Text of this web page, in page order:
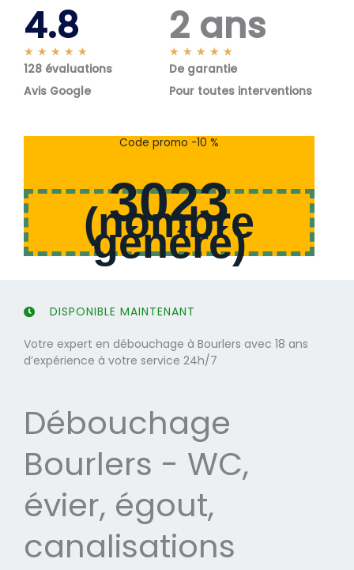
4.8
★ ★ ★ ★ ★
o
s
128 évaluations
Avis Google
2 ans
★ ★ ★ ★ ★
o
s
De garantie
Pour toutes interventions
Code promo -10 %
3023
(nombre
généré)
DISPONIBLE MAINTENANT
Votre expert en débouchage à Bourlers avec 18 ans
d’expérience à votre service 24h/7
Débouchage
Bourlers - WC,
évier, égout,
canalisations